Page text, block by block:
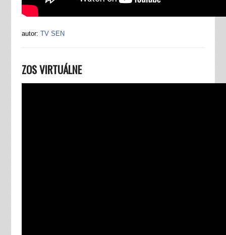
autor: TV SEN
ZOS VIRTUÁLNE